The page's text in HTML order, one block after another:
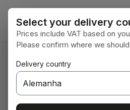
Ir para o conteúdo principal
Você está aqui: Home
Select your delivery
Prices include VAT based on
Please confirm where we
Delivery country